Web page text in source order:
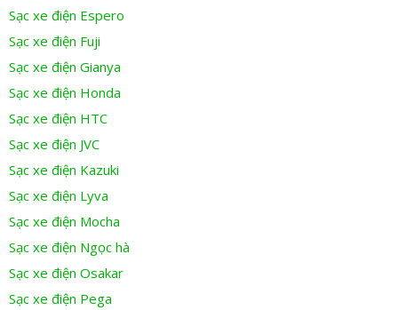
Sạc xe điện Espero
Sạc xe điện Fuji
Sạc xe điện Gianya
Sạc xe điện Honda
Sạc xe điện HTC
Sạc xe điện JVC
Sạc xe điện Kazuki
Sạc xe điện Lyva
Sạc xe điện Mocha
Sạc xe điện Ngọc hà
Sạc xe điện Osakar
Sạc xe điện Pega